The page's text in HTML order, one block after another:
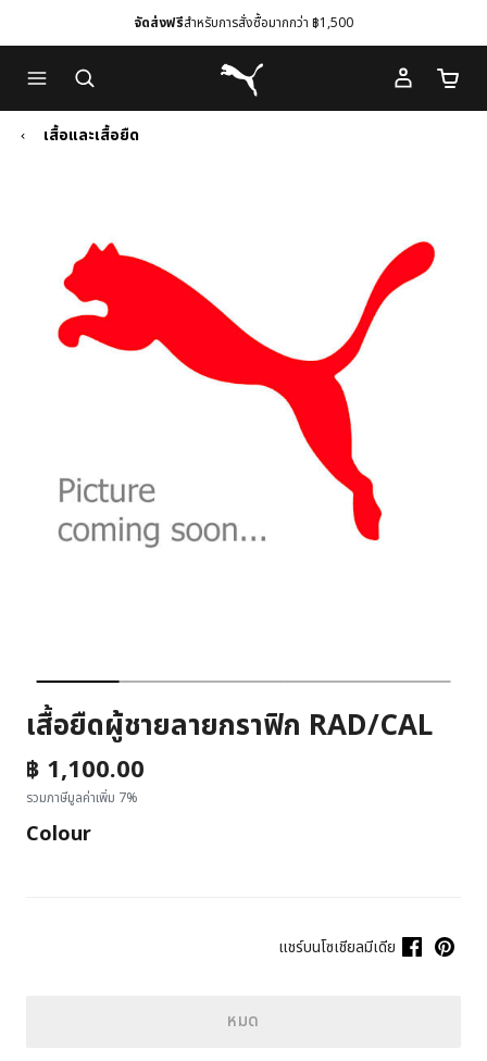
to
Main
content
to
Footer
Content
จัดส่งฟรีสำหรับการสั่งซื้อมากกว่า ฿1,500
Puma โฮม
จำนว
เสื้อและเสื้อยืด
เสื้อยืดผู้ชายลายกราฟิก RAD/CAL
฿ 1,100.00
รวมภาษีมูลค่าเพิ่ม 7%
Colour
แชร์บนโซเชียลมีเดีย
หมด